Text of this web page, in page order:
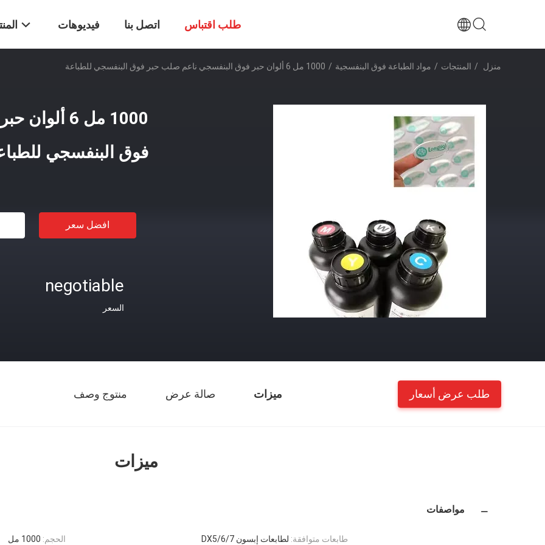
فيديوهات اتصل بنا طلب اقتباس
منزل / المنتجات / مواد الطباعة فوق البنفسجية / 1000 مل 6 ألوان حبر فوق البنفسجي ناعم صلب حبر فوق البنفسجي للطباعة
1000 مل 6
فوق البنفسجي
افضل سعر
negotiable
السعر
ميزات صالة عرض منتوج وصف طلب عرض أسعار
ميزات
مواصفات
الحجم: 1000 مل طابعات متوافقة: لطابعات إبسون DX5/6/7